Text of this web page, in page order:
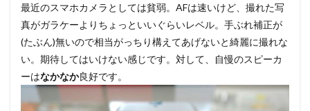
最近のスマホカメラとしては貧弱。AFは速いけど、撮れた写
真がガラケーよりちょっといいぐらいレベル。手ぶれ補正が
(たぶん)無いので相当がっちり構えてあげないと綺麗に撮れな
い。期待してはいけない感じです。対して、自慢のスピーカ
ーはなかなか良好です。